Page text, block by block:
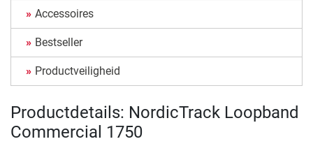
Accessoires
Bestseller
Productveiligheid
Productdetails: NordicTrack Loopband
Commercial 1750